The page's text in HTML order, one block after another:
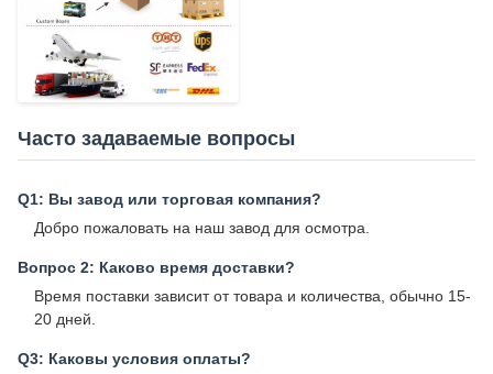
Часто задаваемые вопросы
Q1: Вы завод или торговая компания?
Добро пожаловать на наш завод для осмотра.
Вопрос 2: Каково время доставки?
Время поставки зависит от товара и количества, обычно 15-
20 дней.
Q3: Каковы условия оплаты?